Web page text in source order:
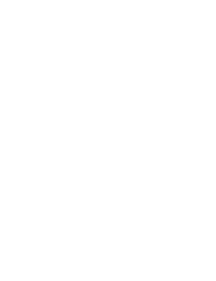
Akoury, viuda
2007 durante
ha
misión de
entonces,
reúne a
de soldados
de paz y